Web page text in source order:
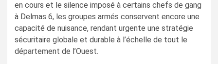
en cours et le silence imposé à certains chefs de gang
à Delmas 6, les groupes armés conservent encore une
capacité de nuisance, rendant urgente une stratégie
sécuritaire globale et durable à l’échelle de tout le
département de l’Ouest.